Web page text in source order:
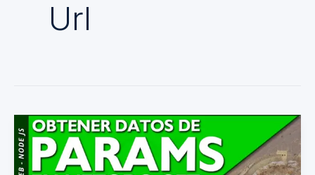
Url
Cómo
obtener
datos